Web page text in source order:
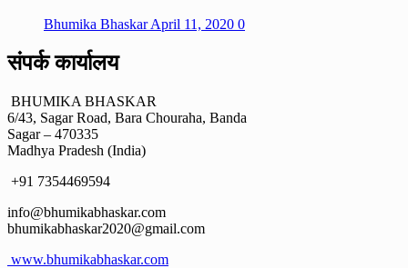
Bhumika BhaskarApril 11, 2020 0
संपर्क कार्यालय
BHUMIKA BHASKAR
6/43, Sagar Road, Bara Chouraha, Banda
Sagar – 470335
Madhya Pradesh (India)
+91 7354469594
info@bhumikabhaskar.com
bhumikabhaskar2020@gmail.com
www.bhumikabhaskar.com